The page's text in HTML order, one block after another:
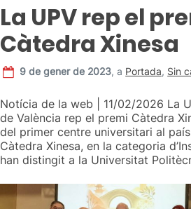
La UPV rep el
Càtedra Xinesa
9 de gener de 2023,a Portada, Sin
Notícia de la web | 11/02/2026 La
de València rep el premi Càtedra
del primer centre universitari al
Càtedra Xinesa, en la categoria
han distingit a la Universitat